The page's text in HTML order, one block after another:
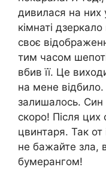
дивилася на них
кімнаті
своє
тим часом
вбив її. Це
на мене
залишалось. Син
скоро! Після цих
цвинтаря. Так от
не бажайте зла,
бумерангом!